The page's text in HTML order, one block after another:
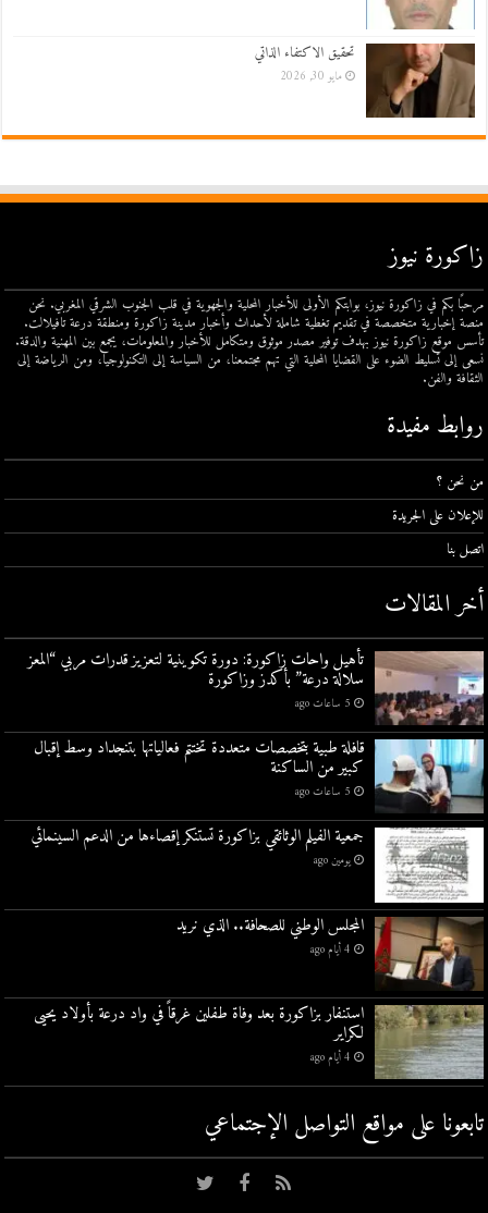
تحقيق الاكتفاء الذاتي
مايو 30, 2026
زاكورة نيوز
مرحبًا بكم في زاكورة نيوز، بوابتكم الأولى للأخبار المحلية والجهوية في قلب الجنوب الشرقي المغربي. نحن
منصة إخبارية متخصصة في تقديم تغطية شاملة لأحداث وأخبار مدينة زاكورة ومنطقة درعة تافيلالت.
تأسس موقع زاكورة نيوز بهدف توفير مصدر موثوق ومتكامل للأخبار والمعلومات، يجمع بين المهنية والدقة.
نسعى إلى تسليط الضوء على القضايا المحلية التي تهم مجتمعنا، من السياسة إلى التكنولوجيا، ومن الرياضة إلى
الثقافة والفن.
روابط مفيدة
من نحن ؟
للإعلان على الجريدة
اتصل بنا
أخر المقالات
تأهيل واحات زاكورة: دورة تكوينية لتعزيز قدرات مربي “المعز
سلالة درعة” بأكدز وزاكورة
5 ساعات ago
قافلة طبية بتخصصات متعددة تختتم فعالياتها بتنجداد وسط إقبال
كبير من الساكنة
5 ساعات ago
جمعية الفيلم الوثائقي بزاكورة تستنكر إقصاءها من الدعم السينمائي
يومين ago
المجلس الوطني للصحافة.. الذي نريد
4 أيام ago
استنفار بزاكورة بعد وفاة طفلين غرقاً في واد درعة بأولاد يحيى
لكراير
4 أيام ago
تابعونا على مواقع التواصل اﻹجتماعي